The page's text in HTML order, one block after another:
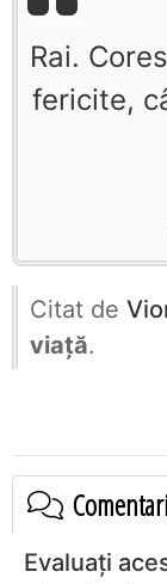
Rai.
fericite,
Citat de
viață.
Evaluați